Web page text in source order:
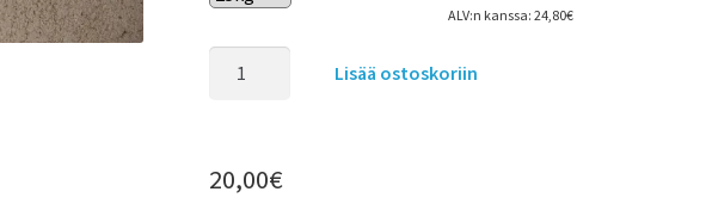
ALV:n kanssa:24,80€
Lisää ostoskoriin
20,00€